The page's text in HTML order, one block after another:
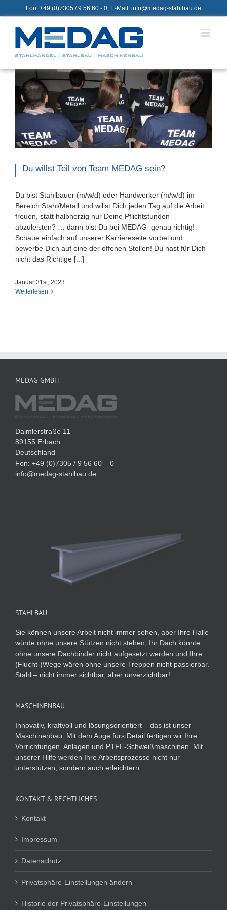
Inhalt
springen
Fon: +49 (0)7305 / 9 56 60 - 0, E-Mail: info@medag-stahlbau.de
Du willst Teil von Team MEDAG sein?
Du bist Stahlbauer (m/w/d) oder Handwerker (m/w/d) im
Bereich Stahl/Metall und willst Dich jeden Tag auf die Arbeit
freuen, statt halbherzig nur Deine Pflichtstunden
abzuleisten? … dann bist Du bei MEDAG genau richtig!
Schaue einfach auf unserer Karriereseite vorbei und
bewerbe Dich auf eine der offenen Stellen! Du hast für Dich
nicht das Richtige [...]
Januar 31st, 2023
Weiterlesen
MEDAG GMBH
Daimlerstraße 11
89155 Erbach
Deutschland
Fon: +49 (0)7305 / 9 56 60 – 0
info@medag-stahlbau.de
STAHLBAU
Sie können unsere Arbeit nicht immer sehen, aber Ihre Halle
würde ohne unsere Stützen nicht stehen, Ihr Dach könnte
ohne unsere Dachbinder nicht aufgesetzt werden und Ihre
(Flucht-)Wege wären ohne unsere Treppen nicht passierbar.
Stahl – nicht immer sichtbar, aber unverzichtbar!
MASCHINENBAU
Innovativ, kraftvoll und lösungsorientiert – das ist unser
Maschinenbau. Mit dem Auge fürs Detail fertigen wir Ihre
Vorrichtungen, Anlagen und PTFE-Schweißmaschinen. Mit
unserer Hilfe werden Ihre Arbeitsprozesse nicht nur
unterstützen, sondern auch erleichtern.
KONTAKT & RECHTLICHES
Kontakt
Impressum
Datenschutz
Privatsphäre-Einstellungen ändern
Historie der Privatsphäre-Einstellungen